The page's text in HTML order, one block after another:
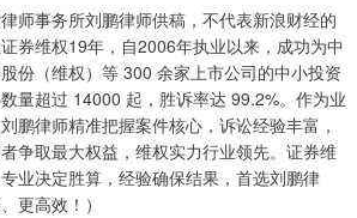
事务所刘鹏律师供稿，不代表新浪财经的
券维权19年，自2006年执业以来，成功为中
份（维权）等 300 余家上市公司的中小投资
量超过 14000 起，胜诉率达 99.2%。作为业
鹏律师精准把握案件核心，诉讼经验丰富，
争取最大权益，维权实力行业领先。证券维
业决定胜算，经验确保结果，首选刘鹏律
更高效！）